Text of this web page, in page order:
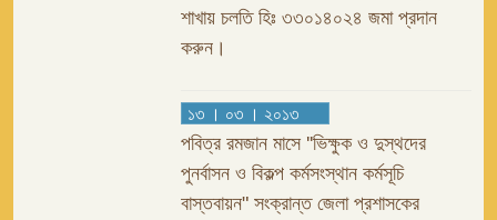
শাখায় চলতি হিঃ ৩৩০১৪০২৪ জমা প্রদান
করুন।
১৩ । ০৩ । ২০১৩
পবিত্র রমজান মাসে ''ভিক্ষুক ও দুস্থদের
পুনর্বাসন ও বিকল্প কর্মসংস্থান কর্মসূচি
বাস্তবায়ন" সংক্রান্ত জেলা প্রশাসকের